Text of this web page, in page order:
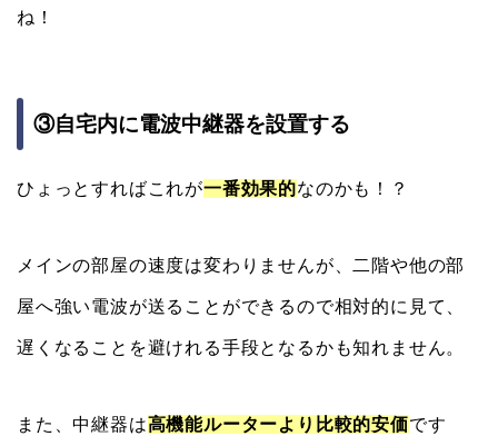
ね！
③自宅内に電波中継器を設置する
ひょっとすればこれが一番効果的なのかも！？
メインの部屋の速度は変わりませんが、二階や他の部
屋へ強い電波が送ることができるので相対的に見て、
遅くなることを避けれる手段となるかも知れません。
また、中継器は高機能ルーターより比較的安価です